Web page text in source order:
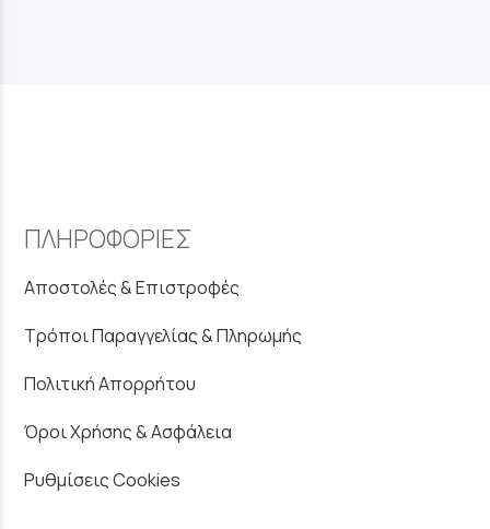
ΠΛΗΡΟΦΟΡΙΕΣ
Αποστολές & Επιστροφές
Τρόποι Παραγγελίας & Πληρωμής
Πολιτική Απορρήτου
Όροι Χρήσης & Ασφάλεια
Ρυθμίσεις Cookies